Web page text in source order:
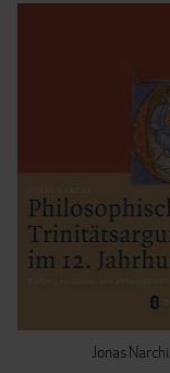
Jonas Narchi